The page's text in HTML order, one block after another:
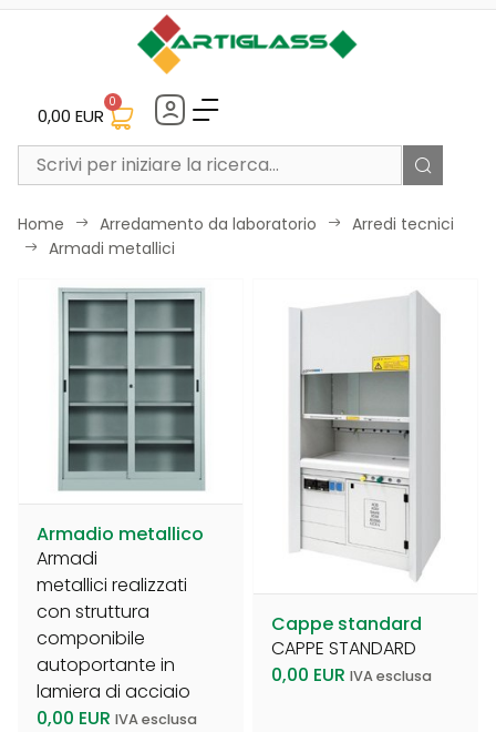
0,00 EUR
0
Home  Arredamento da laboratorio  Arredi tecnici
 Armadi metallici
Armadio metallico
Armadi
metallici realizzati
con struttura
componibile
autoportante in
lamiera di acciaio
0,00 EUR IVA esclusa
Cappe standard
CAPPE STANDARD
0,00 EUR IVA esclusa